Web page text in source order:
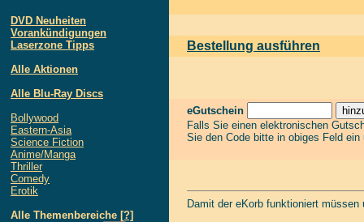
DVD Neuheiten
Vorankündigungen
Laserzone Tipps
Alle Aktionen
Alle Blu-Ray Discs
Bollywood
Eastern-Asia
Science Fiction
Anime/Manga
Thriller
Comedy
Erotik
Alle Themenbereiche [?]
Bestellung ausführen
eGutschein
Falls Sie einen elektronischen
Sie den Code bitte in obiges Feld
Damit der eKorb funktioniert